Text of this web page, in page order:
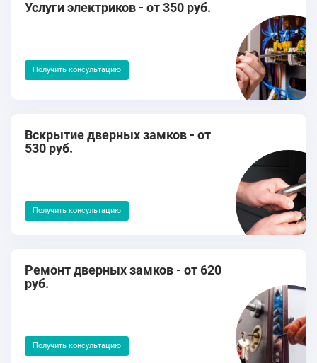
Услуги электриков - от 350 руб.
Получить консультацию
Вскрытие дверных замков - от
530 руб.
Получить консультацию
Ремонт дверных замков - от 620
руб.
Получить консультацию